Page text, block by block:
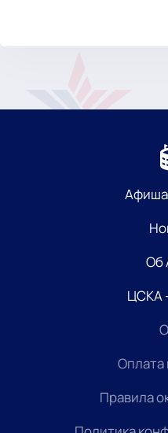
Об
ЦСКА
Оплата
Правила